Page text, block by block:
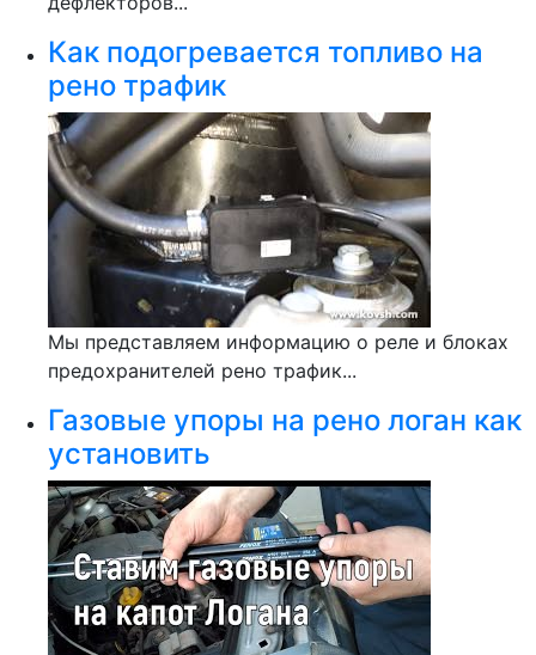
Как подогревается топливо на
рено трафик
Мы представляем информацию о реле и блоках
предохранителей рено трафик...
Газовые упоры на рено логан как
установить